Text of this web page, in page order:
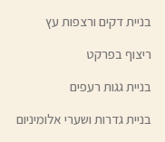
בניית דקים ורצפות עץ
ריצוף בפרקט
בניית גגות רעפים
בניית גדרות ושערי אלומיניום